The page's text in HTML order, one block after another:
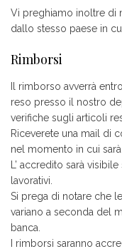
Vi preghiamo inoltre di
dallo stesso paese in
Rimborsi
Il rimborso avverrà
reso presso il nostro
verifiche sugli articoli
Riceverete una mail di
nel momento in cui
L’ accredito sarà
lavorativi.
Si prega di notare che
variano a seconda del
banca.
I rimborsi saranno